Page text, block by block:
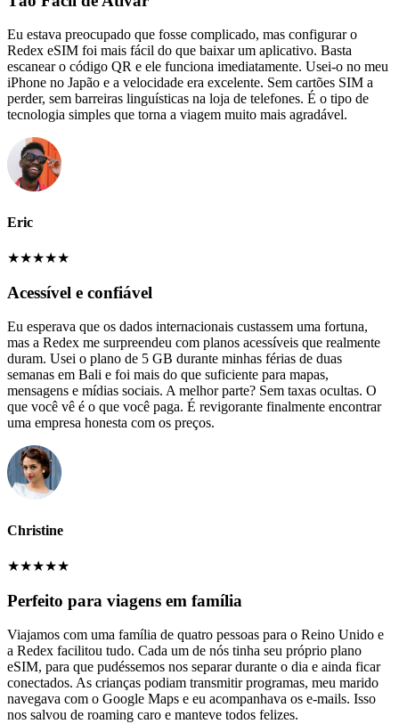
Eu estava preocupado que fosse complicado, mas configurar o
Redex eSIM foi mais fácil do que baixar um aplicativo. Basta
escanear o código QR e ele funciona imediatamente. Usei-o no meu
iPhone no Japão e a velocidade era excelente. Sem cartões SIM a
perder, sem barreiras linguísticas na loja de telefones. É o tipo de
tecnologia simples que torna a viagem muito mais agradável.
Eric
★★★★★
Acessível e confiável
Eu esperava que os dados internacionais custassem uma fortuna,
mas a Redex me surpreendeu com planos acessíveis que realmente
duram. Usei o plano de 5 GB durante minhas férias de duas
semanas em Bali e foi mais do que suficiente para mapas,
mensagens e mídias sociais. A melhor parte? Sem taxas ocultas. O
que você vê é o que você paga. É revigorante finalmente encontrar
uma empresa honesta com os preços.
Christine
★★★★★
Perfeito para viagens em família
Viajamos com uma família de quatro pessoas para o Reino Unido e
a Redex facilitou tudo. Cada um de nós tinha seu próprio plano
eSIM, para que pudéssemos nos separar durante o dia e ainda ficar
conectados. As crianças podiam transmitir programas, meu marido
navegava com o Google Maps e eu acompanhava os e-mails. Isso
nos salvou de roaming caro e manteve todos felizes.